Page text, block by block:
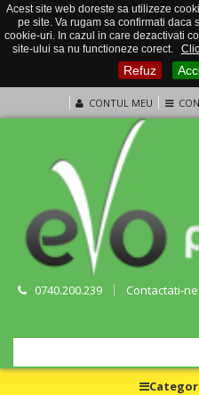
Acest site web doreste sa utilizeze
pe site. Va rugam sa confirmati daca
cookie-uri. In cazul in care dezactivati
site-ului sa nu functioneze corect.
Refuz
CONTUL MEU
0740.200.239 Contactati-ne